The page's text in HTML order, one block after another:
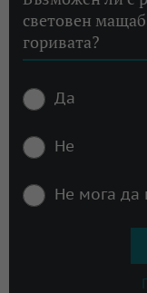
световен
горивата?
Да
Не
Не мога да